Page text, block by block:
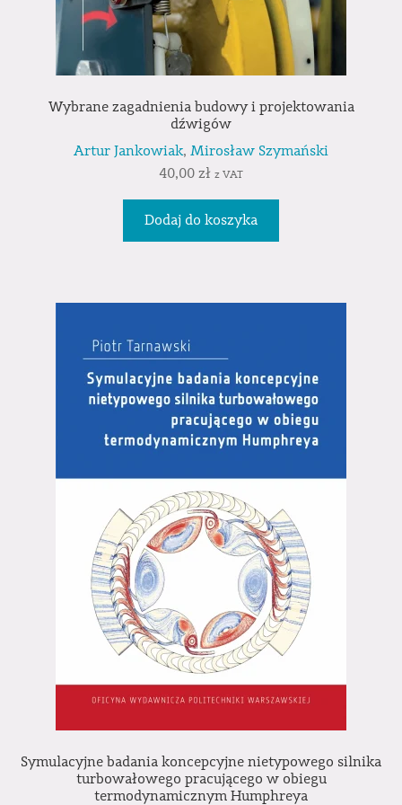
Wybrane zagadnienia budowy i projektowania
dźwigów
Artur Jankowiak, Mirosław Szymański
40,00 zł z VAT
Dodaj do koszyka
Symulacyjne badania koncepcyjne nietypowego silnika
turbowałowego pracującego w obiegu
termodynamicznym Humphreya